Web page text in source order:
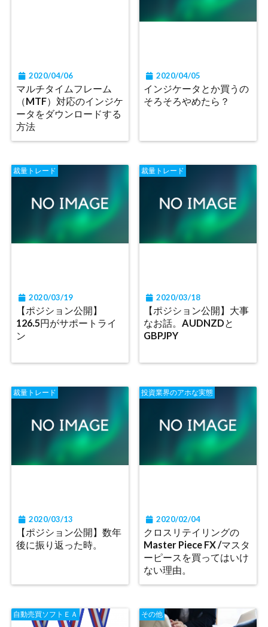
2020/04/06
マルチタイムフレーム
（MTF）対応のインジケ
ータをダウンロードする
方法
2020/04/05
インジケータとか買うの
そろそろやめたら？
裁量トレード
2020/03/19
【ポジション公開】
126.5円がサポートライ
ン
裁量トレード
2020/03/18
【ポジション公開】大事
なお話。AUDNZDと
GBPJPY
裁量トレード
2020/03/13
【ポジション公開】数年
後に振り返った時。
投資業界のアホな実態
2020/02/04
クロスリテイリングの
Master Piece FX /マスタ
ーピースを買ってはいけ
ない理由。
自動売買ソフトＥＡ その他